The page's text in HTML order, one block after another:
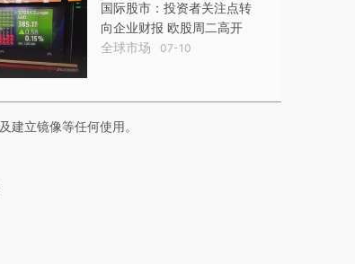
国际股市：投资者关注点转
向企业财报 欧股周二高开
全球市场 07-10
立镜像等任何使用。